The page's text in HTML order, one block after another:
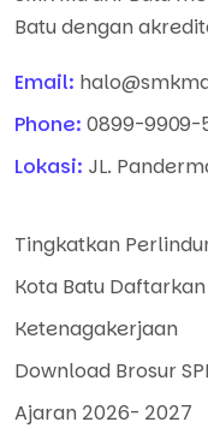
Batu dengan
Email:
Phone: 0899-9909-
Lokasi: JL.
Tingkatkan
Kota Batu Daftarkan
Ketenagakerjaan
Download Brosur
Ajaran 2026- 2027